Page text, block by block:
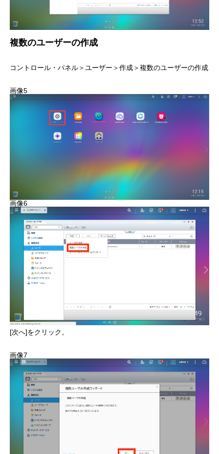
複数のユーザーの作成
コントロール・パネル＞ユーザー＞作成＞複数のユーザーの作成
画像5
画像6
[次へ]をクリック。
画像7